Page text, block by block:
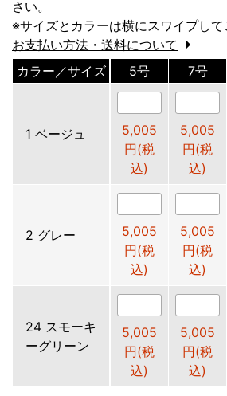
さい。
※サイズとカラーは横にスワイプして
お支払い方法・送料について
カラー／サイズ
5号 7号
1 ベージュ
5,005
円(税
込)
5,005
円(税
込)
2 グレー
5,005
円(税
込)
5,005
円(税
込)
24 スモーキ
ーグリーン
5,005
円(税
込)
5,005
円(税
込)